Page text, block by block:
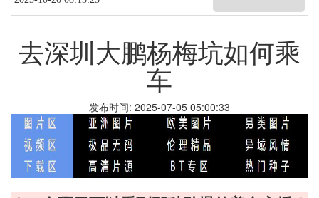
去深圳大鹏杨梅坑如何乘
车
发布时间: 2025-07-05 05:00:33